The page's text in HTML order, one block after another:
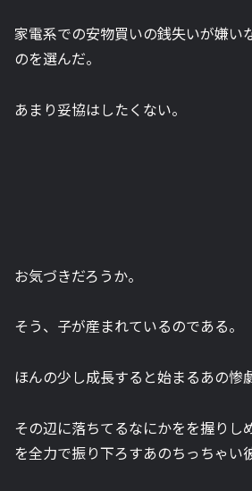
家電系での安物買いの銭失いが嫌い
のを選んだ。
あまり妥協はしたくない。
お気づきだろうか。
そう、子が産まれているのである。
ほんの少し成長すると始まるあの惨
その辺に落ちてるなにかをを握りし
を全力で振り下ろすあのちっちゃい